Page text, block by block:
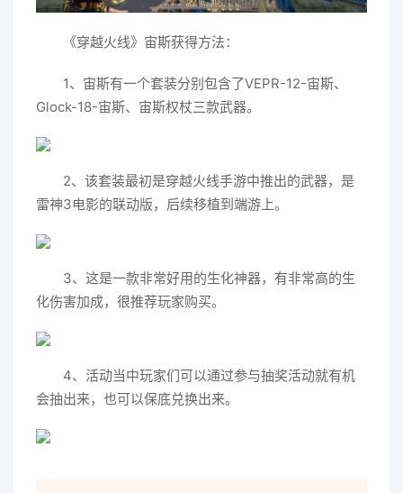
《穿越火线》宙斯获得方法：
1、宙斯有一个套装分别包含了VEPR-12-宙斯、
Glock-18-宙斯、宙斯权杖三款武器。
2、该套装最初是穿越火线手游中推出的武器，是
雷神3电影的联动版，后续移植到端游上。
3、这是一款非常好用的生化神器，有非常高的生
化伤害加成，很推荐玩家购买。
4、活动当中玩家们可以通过参与抽奖活动就有机
会抽出来，也可以保底兑换出来。